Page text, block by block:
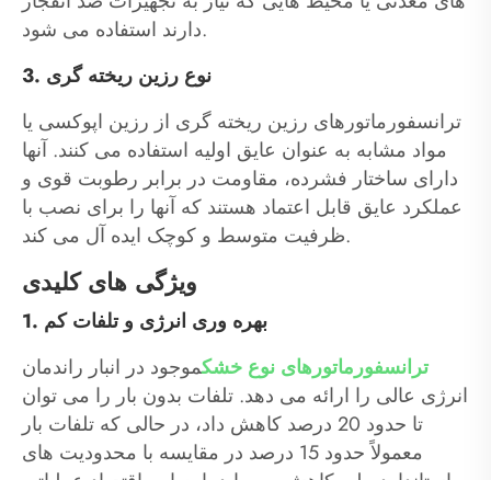
دارند استفاده می شود.
3. نوع رزین ریخته گری
ترانسفورماتورهای رزین ریخته گری از رزین اپوکسی یا
مواد مشابه به عنوان عایق اولیه استفاده می کنند. آنها
دارای ساختار فشرده، مقاومت در برابر رطوبت قوی و
عملکرد عایق قابل اعتماد هستند که آنها را برای نصب با
ظرفیت متوسط ​​و کوچک ایده آل می کند.
ویژگی های کلیدی
1. بهره وری انرژی و تلفات کم
ترانسفورماتورهای نوع خشکموجود در انبار راندمان
انرژی عالی را ارائه می دهد. تلفات بدون بار را می توان
تا حدود 20 درصد کاهش داد، در حالی که تلفات بار
معمولاً حدود 15 درصد در مقایسه با محدودیت های